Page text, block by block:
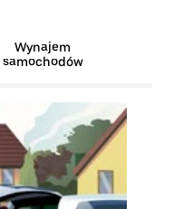
Wynajem
samochodów